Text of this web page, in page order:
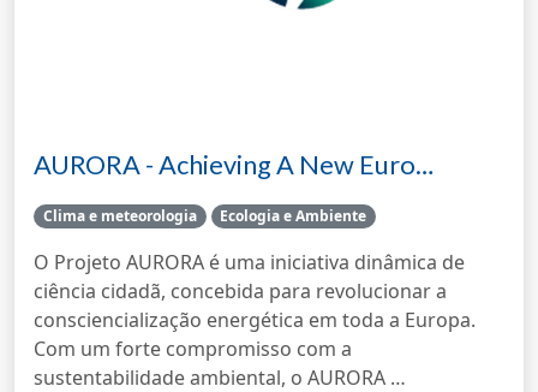
AURORA - Achieving A New Euro…
Clima e meteorologia Ecologia e Ambiente
O Projeto AURORA é uma iniciativa dinâmica de
ciência cidadã, concebida para revolucionar a
consciencialização energética em toda a Europa.
Com um forte compromisso com a
sustentabilidade ambiental, o AURORA …